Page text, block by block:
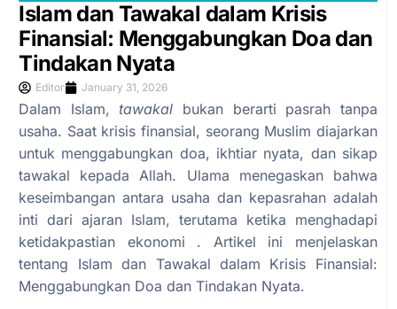
Islam dan Tawakal dalam Krisis
Finansial: Menggabungkan Doa dan
Tindakan Nyata
Editor January 31, 2026
Dalam Islam, tawakal bukan berarti pasrah tanpa
usaha. Saat krisis finansial, seorang Muslim diajarkan
untuk menggabungkan doa, ikhtiar nyata, dan sikap
tawakal kepada Allah. Ulama menegaskan bahwa
keseimbangan antara usaha dan kepasrahan adalah
inti dari ajaran Islam, terutama ketika menghadapi
ketidakpastian ekonomi . Artikel ini menjelaskan
tentang Islam dan Tawakal dalam Krisis Finansial:
Menggabungkan Doa dan Tindakan Nyata.